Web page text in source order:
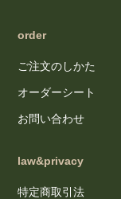
order
ご注文のしかた
オーダーシート
お問い合わせ
law&privacy
特定商取引法